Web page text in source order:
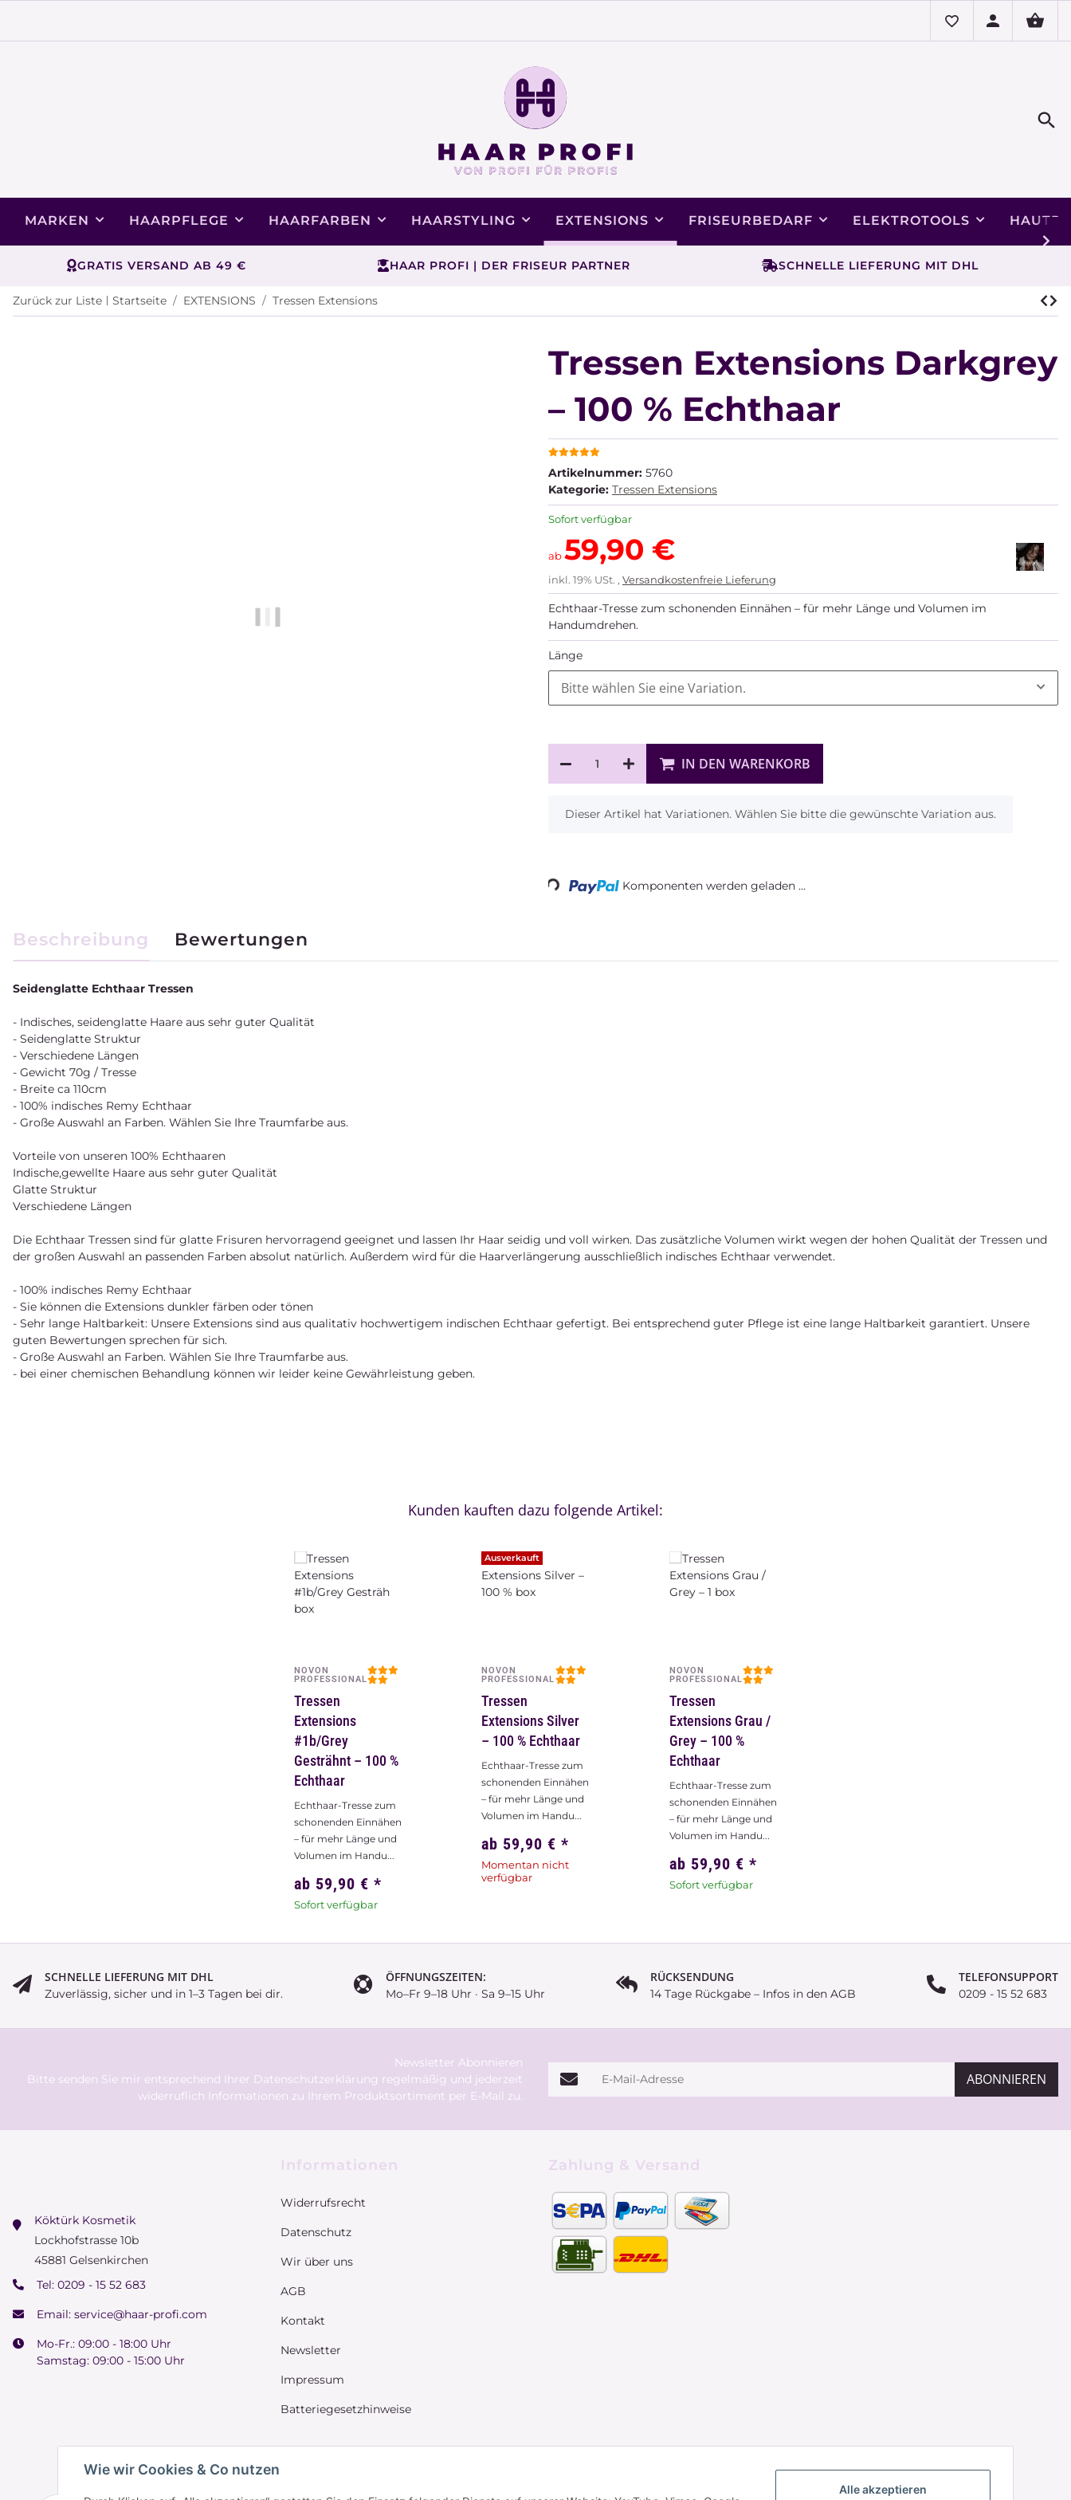
Wie wir Cookies & Co nutzen
Alle akzeptieren
MARKEN HAARPFLEGE HAARFARBEN HAARSTYLING EXTENSIONS FRISEURBEDARF ELEKTROTOOLS
GRATIS VERSAND AB 49 € HAAR PROFI | DER FRISEUR PARTNER SCHNELLE LIEFERUNG MIT DHL
Zurück zur Liste Startseite EXTENSIONS Tressen Extensions
Tressen Extensions Darkgrey
– 100 % Echthaar
Artikelnummer: 5760
Kategorie: Tressen Extensions
Sofort verfügbar
ab59,90 €
inkl. 19% USt. , Versandkostenfreie Lieferung
Echthaar-Tresse zum schonenden Einnähen – für mehr Länge und Volumen im
Handumdrehen.
Länge
Bitte wählen Sie eine Variation.
IN DEN WARENKORB
x
Dieser Artikel hat Variationen. Wählen Sie bitte die gewünschte Variation aus.
Loading... Komponenten werden geladen ...
Beschreibung Bewertungen
Seidenglatte Echthaar Tressen
- Indisches, seidenglatte Haare aus sehr guter Qualität
- Seidenglatte Struktur
- Verschiedene Längen
- Gewicht 70g / Tresse
- Breite ca 110cm
- 100% indisches Remy Echthaar
- Große Auswahl an Farben. Wählen Sie Ihre Traumfarbe aus.
Vorteile von unseren 100% Echthaaren
Indische,gewellte Haare aus sehr guter Qualität
Glatte Struktur
Verschiedene Längen
Die Echthaar Tressen sind für glatte Frisuren hervorragend geeignet und lassen Ihr Haar seidig und voll wirken. Das zusätzliche Volumen wirkt wegen der hohen Qualität der Tressen und
der großen Auswahl an passenden Farben absolut natürlich. Außerdem wird für die Haarverlängerung ausschließlich indisches Echthaar verwendet.
- 100% indisches Remy Echthaar
- Sie können die Extensions dunkler färben oder tönen
- Sehr lange Haltbarkeit: Unsere Extensions sind aus qualitativ hochwertigem indischen Echthaar gefertigt. Bei entsprechend guter Pflege ist eine lange Haltbarkeit garantiert. Unsere
guten Bewertungen sprechen für sich.
- Große Auswahl an Farben. Wählen Sie Ihre Traumfarbe aus.
- bei einer chemischen Behandlung können wir leider keine Gewährleistung geben.
Kunden kauften dazu folgende Artikel:
NOVON
PROFESSIONAL
Tressen
Extensions Grau /
Grey – 100 %
Echthaar
Echthaar-Tresse zum
schonenden Einnähen
– für mehr Länge und
Volumen im Handu...
ab59,90 €*
Sofort verfügbar
NOVON
PROFESSIONAL
Tressen
Extensions
#1b/Grey
Gesträhnt – 100 %
Echthaar
Echthaar-Tresse zum
schonenden Einnähen
– für mehr Länge und
Volumen im Handu...
ab59,90 €
Ausverkauft
NOVON
PROFESSIONAL
Tressen
Extensions Silver
– 100 % Echthaar
Echthaar-Tresse zum
schonenden Einnähen
– für mehr Länge und
Volumen im Handu...
ab59,90 €*
Momentan nicht
SCHNELLE LIEFERUNG MIT DHL ÖFFNUNGSZEITEN: RÜCKSENDUNG TELEFONSUPPORT
Newsletter Abonnieren
Bitte senden Sie mir entsprechend IhrerDatenschutzerklärungregelmäßig und jederzeit
E-Mail-Adresse ABONNIEREN
Köktürk Kosmetik
Lockhofstrasse 10b
45881 Gelsenkirchen
Mo-Fr.: 09:00 - 18:00 Uhr